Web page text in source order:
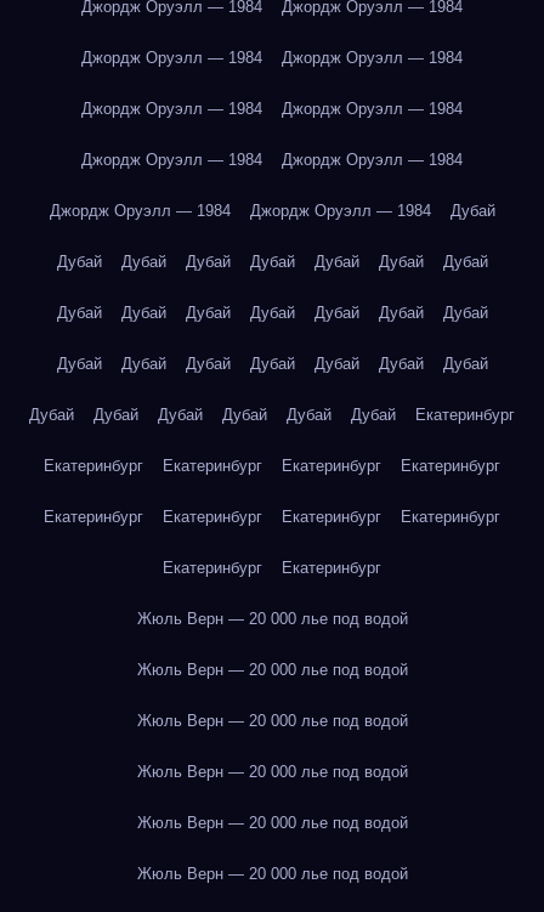
Джордж Оруэлл — 1984 Джордж Оруэлл — 1984
Джордж Оруэлл — 1984 Джордж Оруэлл — 1984
Джордж Оруэлл — 1984 Джордж Оруэлл — 1984
Джордж Оруэлл — 1984 Джордж Оруэлл — 1984
Джордж Оруэлл — 1984 Джордж Оруэлл — 1984 Дубай
Дубай Дубай Дубай Дубай Дубай Дубай Дубай
Дубай Дубай Дубай Дубай Дубай Дубай Дубай
Дубай Дубай Дубай Дубай Дубай Дубай Дубай
Дубай Дубай Дубай Дубай Дубай Дубай Екатеринбург
Екатеринбург Екатеринбург Екатеринбург Екатеринбург
Екатеринбург Екатеринбург Екатеринбург Екатеринбург
Екатеринбург Екатеринбург
Жюль Верн — 20 000 лье под водой
Жюль Верн — 20 000 лье под водой
Жюль Верн — 20 000 лье под водой
Жюль Верн — 20 000 лье под водой
Жюль Верн — 20 000 лье под водой
Жюль Верн — 20 000 лье под водой